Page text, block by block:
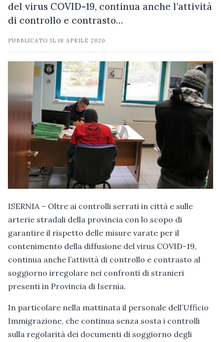
del virus COVID-19, continua anche l’attività
di controllo e contrasto…
PUBBLICATO IL18 APRILE 2020
ISERNIA – Oltre ai controlli serrati in città e sulle
arterie stradali della provincia con lo scopo di
garantire il rispetto delle misure varate per il
contenimento della diffusione del virus COVID-19,
continua anche l’attività di controllo e contrasto al
soggiorno irregolare nei confronti di stranieri
presenti in Provincia di Isernia.
In particolare nella mattinata il personale dell’Ufficio
Immigrazione, che continua senza sosta i controlli
sulla regolarità dei documenti di soggiorno degli